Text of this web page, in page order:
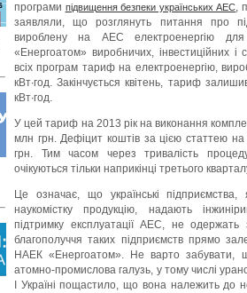
програми підвищення безпеки українських АЕС,
заявляли, що розглянуть питання про
вироблену на АЕС електроенергію
«Енергоатом» виробничих, інвестиційних
всіх програм тариф на електроенергію,
кВт∙год. Закінчується квітень, тариф
кВт∙год.
У цей тариф на 2013 рік на виконання
млн грн. Дефіцит коштів за цією статтею
грн. Тим часом через тривалість
очікуються тільки наприкінці третього
Це означає, що українські підприємства,
наукомістку продукцію, надають
підтримку експлуатації АЕС, не
благополуччя таких підприємств прямо
НАЕК «Енергоатом». Не варто забувати,
атомно-промислова галузь, у тому числі
І Україні пощастило, що вона належить до